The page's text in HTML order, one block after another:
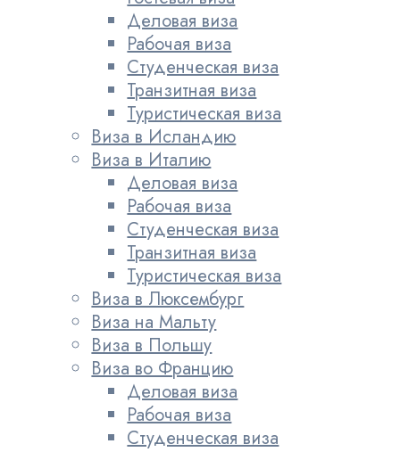
Деловая виза
Рабочая виза
Студенческая виза
Транзитная виза
Туристическая виза
Виза в Исландию
Виза в Италию
Деловая виза
Рабочая виза
Студенческая виза
Транзитная виза
Туристическая виза
Виза в Люксембург
Виза на Мальту
Виза в Польшу
Виза во Францию
Деловая виза
Рабочая виза
Студенческая виза